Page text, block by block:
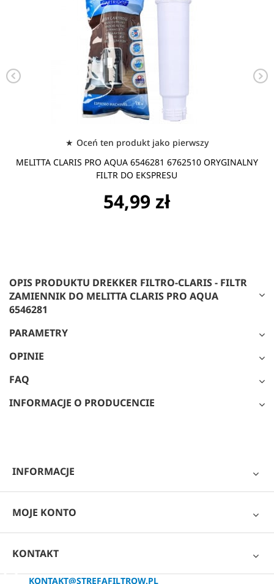
Oceń ten produkt jako pierwszy
MELITTA CLARIS PRO AQUA 6546281 6762510 ORYGINALNY
FILTR DO EKSPRESU
54,99 zł
OPIS PRODUKTU DREKKER FILTRO-CLARIS - FILTR
ZAMIENNIK DO MELITTA CLARIS PRO AQUA
6546281
PARAMETRY
OPINIE
FAQ
INFORMACJE O PRODUCENCIE
INFORMACJE
MOJE KONTO
KONTAKT
KONTAKT@STREFAFILTROW.PL